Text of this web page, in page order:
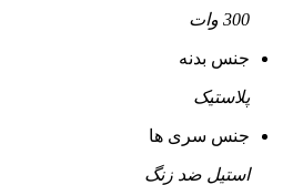
300 وات
جنس بدنه
پلاستیک
جنس سری ها
استیل ضد زنگ